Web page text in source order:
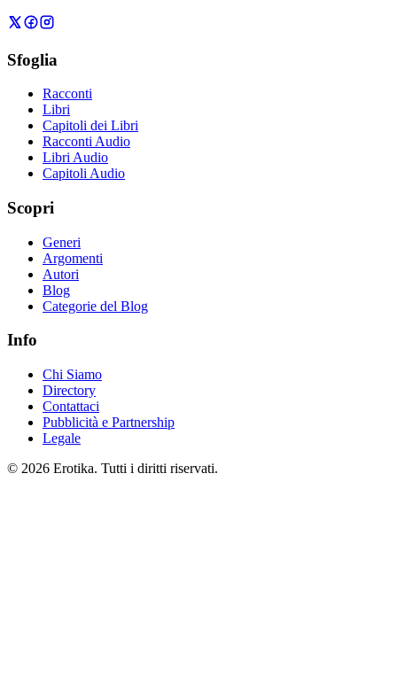
Sfoglia
Racconti
Libri
Capitoli dei Libri
Racconti Audio
Libri Audio
Capitoli Audio
Scopri
Generi
Argomenti
Autori
Blog
Categorie del Blog
Info
Chi Siamo
Directory
Contattaci
Pubblicità e Partnership
Legale
© 2026 Erotika. Tutti i diritti riservati.